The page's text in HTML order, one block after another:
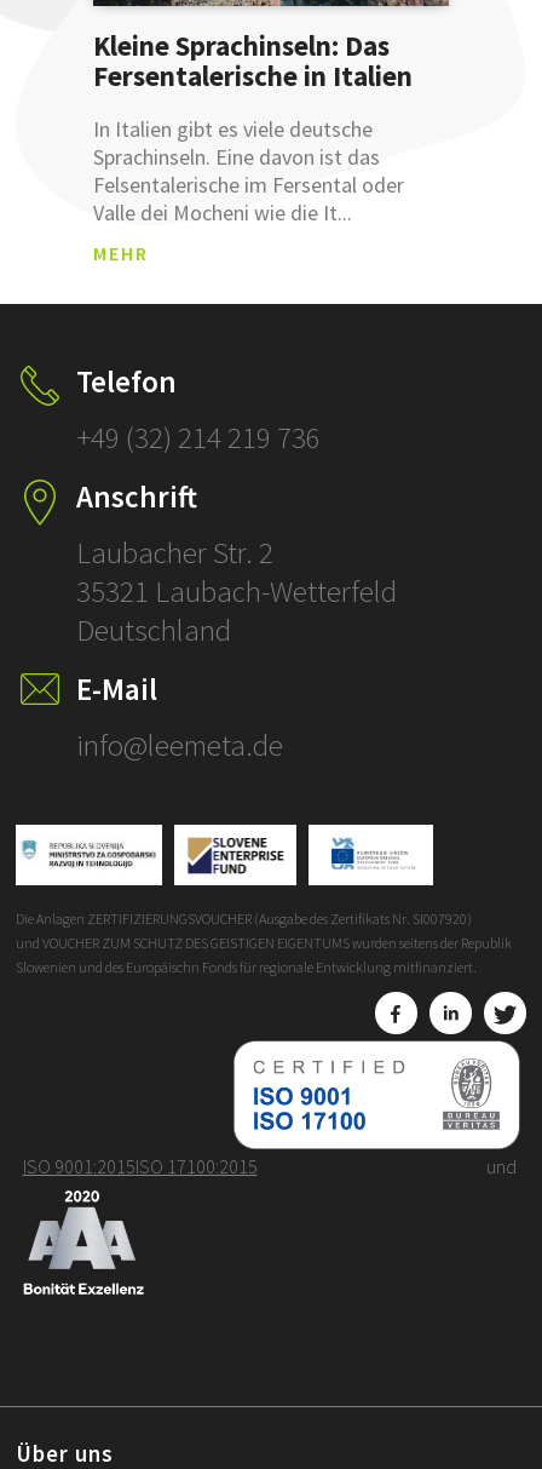
Kleine Sprachinseln: Das
Fersentalerische in Italien
In Italien gibt es viele deutsche
Sprachinseln. Eine davon ist das
Felsentalerische im Fersental oder
Valle dei Mocheni wie die It...
MEHR
Telefon
+49 (32) 214 219 736
Anschrift
Laubacher Str. 2
35321 Laubach-Wetterfeld
Deutschland
E-Mail
info@leemeta.de
Die Anlagen ZERTIFIZIERUNGSVOUCHER (Ausgabe des Zertifikats Nr. SI007920)
und VOUCHER ZUM SCHUTZ DES GEISTIGEN EIGENTUMS wurden seitens der Republik
Slowenien und des Europäischn Fonds für regionale Entwicklung mitfinanziert.
ISO 9001:2015 und
ISO 17100:2015
Über uns